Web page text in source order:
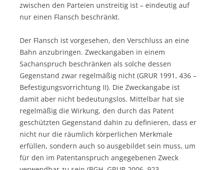
zwischen den Parteien unstreitig ist – eindeutig auf
nur einen Flansch beschränkt.
Der Flansch ist vorgesehen, den Verschluss an eine
Bahn anzubringen. Zweckangaben in einem
Sachanspruch beschränken als solche dessen
Gegenstand zwar regelmäßig nicht (GRUR 1991, 436 –
Befestigungsvorrichtung II). Die Zweckangabe ist
damit aber nicht bedeutungslos. Mittelbar hat sie
regelmäßig die Wirkung, den durch das Patent
geschützten Gegenstand dahin zu definieren, dass er
nicht nur die räumlich körperlichen Merkmale
erfüllen, sondern auch so ausgebildet sein muss, um
für den im Patentanspruch angegebenen Zweck